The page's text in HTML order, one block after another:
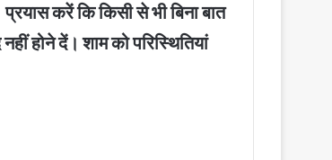
करें कि किसी से भी बिना बात
होने दें। शाम को परिस्थितियां